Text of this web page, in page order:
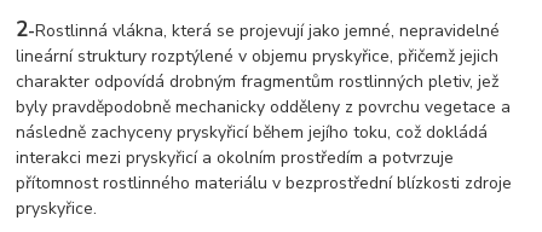
2-Rostlinná vlákna, která se projevují jako jemné, nepravidelné
lineární struktury rozptýlené v objemu pryskyřice, přičemž jejich
charakter odpovídá drobným fragmentům rostlinných pletiv, jež
byly pravděpodobně mechanicky odděleny z povrchu vegetace a
následně zachyceny pryskyřicí během jejího toku, což dokládá
interakci mezi pryskyřicí a okolním prostředím a potvrzuje
přítomnost rostlinného materiálu v bezprostřední blízkosti zdroje
pryskyřice.